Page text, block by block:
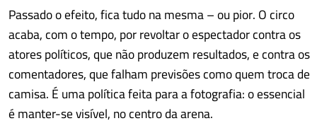
Passado o efeito, fica tudo na mesma – ou pior. O circo
acaba, com o tempo, por revoltar o espectador contra os
atores políticos, que não produzem resultados, e contra os
comentadores, que falham previsões como quem troca de
camisa. É uma política feita para a fotografia: o essencial
é manter-se visível, no centro da arena.